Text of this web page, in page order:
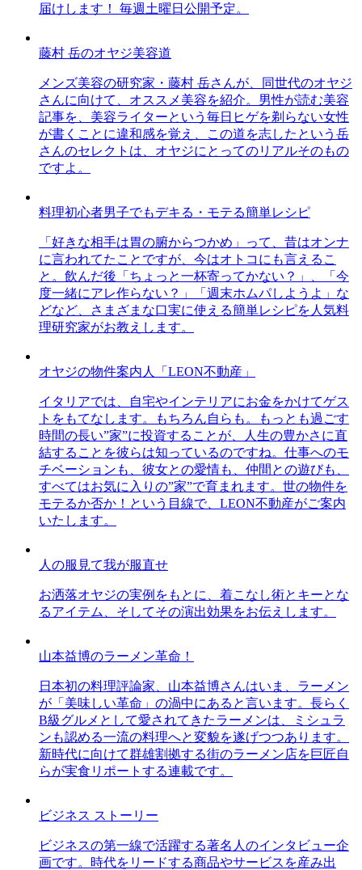
届けします！ 毎週土曜日公開予定。
藤村 岳のオヤジ美容道
メンズ美容の研究家・藤村 岳さんが、同世代のオヤジ
さんに向けて、オススメ美容を紹介。男性が読む美容
記事を、美容ライターという毎日ヒゲを剃らない女性
が書くことに違和感を覚え、この道を志したという岳
さんのセレクトは、オヤジにとってのリアルそのもの
ですよ。
料理初心者男子でもデキる・モテる簡単レシピ
「好きな相手は胃の腑からつかめ」って、昔はオンナ
に言われてたことですが、今はオトコにも言えるこ
と。飲んだ後「ちょっと一杯寄ってかない？」、「今
度一緒にアレ作らない？」「週末ホムパしようよ」な
どなど、さまざまな口実に使える簡単レシピを人気料
理研究家がお教えします。
オヤジの物件案内人「LEON不動産」
イタリアでは、自宅やインテリアにお金をかけてゲス
トをもてなします。もちろん自らも。もっとも過ごす
時間の長い”家”に投資することが、人生の豊かさに直
結することを彼らは知っているのですね。仕事へのモ
チベーションも、彼女との愛情も、仲間との遊びも、
すべてはお気に入りの”家”で育まれます。世の物件を
モテるか否か！という目線で、LEON不動産がご案内
いたします。
人の服見て我が服直せ
お洒落オヤジの実例をもとに、着こなし術とキーとな
るアイテム、そしてその演出効果をお伝えします。
山本益博のラーメン革命！
日本初の料理評論家、山本益博さんはいま、ラーメン
が「美味しい革命」の渦中にあると言います。長らく
B級グルメとして愛されてきたラーメンは、ミシュラ
ンも認める一流の料理へと変貌を遂げつつあります。
新時代に向けて群雄割拠する街のラーメン店を巨匠自
らが実食リポートする連載です。
ビジネス ストーリー
ビジネスの第一線で活躍する著名人のインタビュー企
画です。時代をリードする商品やサービスを産み出